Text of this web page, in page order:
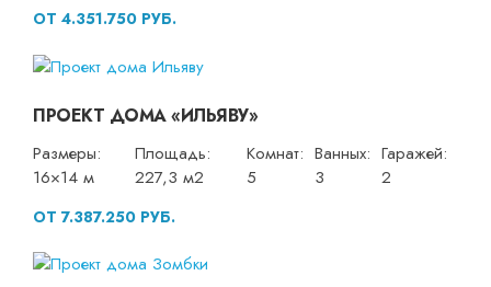
ОТ 4.351.750 РУБ.
ПРОЕКТ ДОМА «ИЛЬЯВУ»
Размеры:
16×14 м
Площадь:
227,3 м2
Комнат:
5
Ванных:
3
Гаражей:
2
ОТ 7.387.250 РУБ.